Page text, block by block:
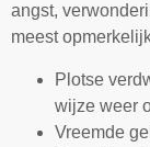
angst,
meest
Plotse
wijze weer
Vreemde